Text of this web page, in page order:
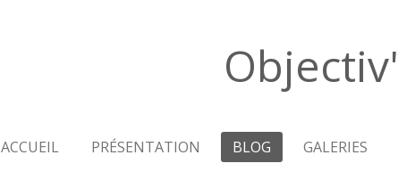
ACCUEIL PRÉSENTATION BLOG GALERIES